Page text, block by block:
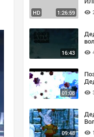
1:26:59
HD
16:43
01:08
09:48